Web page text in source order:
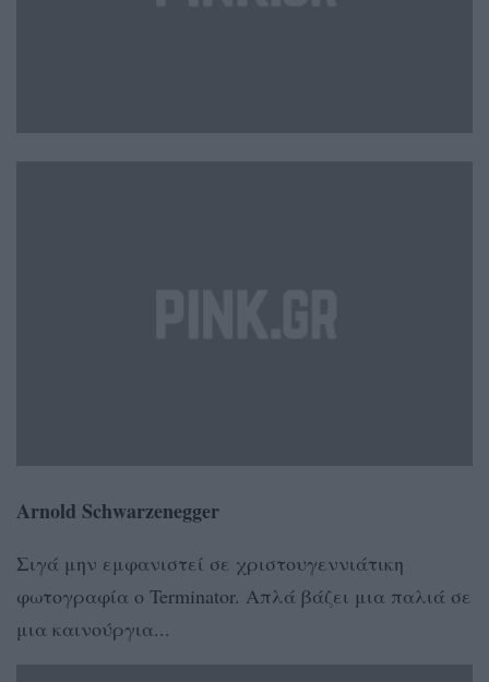
Arnold Schwarzenegger
Σιγά μην εμφανιστεί σε χριστουγεννιάτικη
φωτογραφία ο Terminator. Απλά βάζει μια παλιά σε
μια καινούργια...